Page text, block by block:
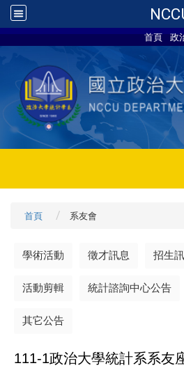
首頁 政
首頁 系友會
學術活動 徵才訊息 招生
活動剪輯 統計諮詢中心公告
其它公告
111-1政治大學統計系系友